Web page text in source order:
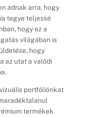
adnak arra, hogy
tegye teljessé
hogy ez a
világában is
hogy
az utat a valódi
portfóliónkat
termékek